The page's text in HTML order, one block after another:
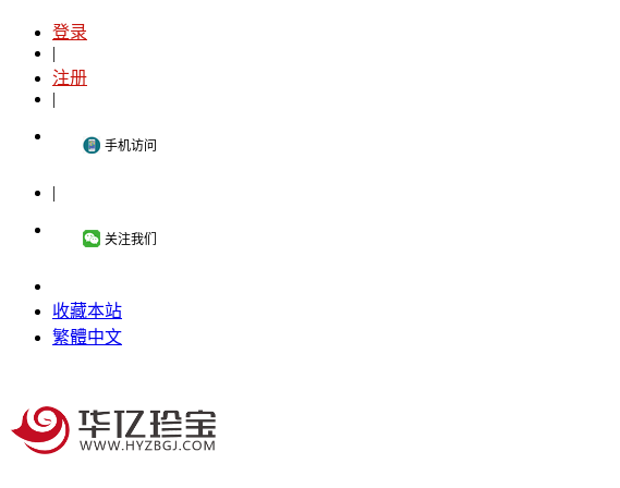
登录
|
注册
|
手机访问
|
关注我们
收藏本站
繁體中文